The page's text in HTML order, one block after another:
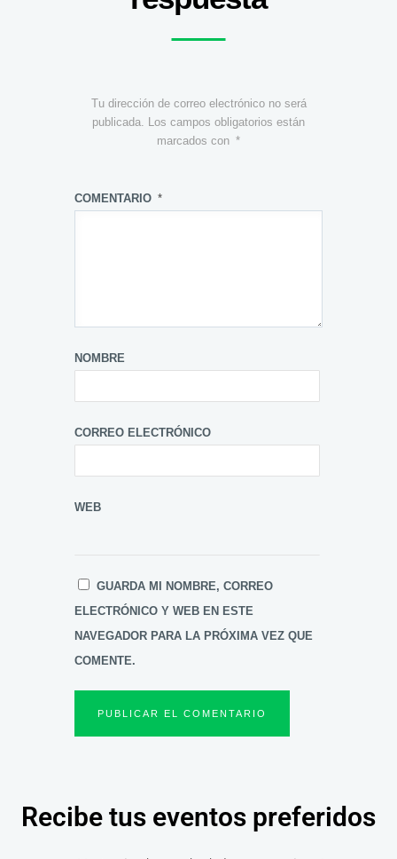
Tu dirección de correo electrónico no será
publicada. Los campos obligatorios están
marcados con *
COMENTARIO *
NOMBRE
CORREO ELECTRÓNICO
WEB
GUARDA MI NOMBRE, CORREO
ELECTRÓNICO Y WEB EN ESTE
NAVEGADOR PARA LA PRÓXIMA VEZ QUE
COMENTE.
Recibe tus eventos preferidos